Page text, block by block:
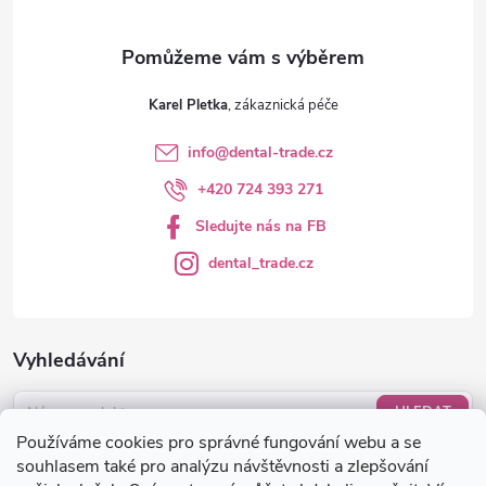
Používáme cookies pro správné fungování webu a se
souhlasem také pro analýzu návštěvnosti a zlepšování
Vyhledávání
HLEDAT
Nákupní košík
Karel Pletka
info@dental-trade.cz
+420 724 393 271
Sledujte nás na FB
dental_trade.cz